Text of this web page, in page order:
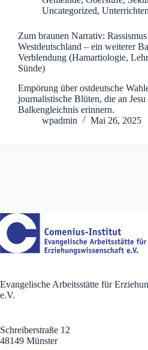
Uncategorized,
Zum braunen Narrativ: Rassismus
Westdeutschland – ein weiterer
Verblendung (Hamartiologie,
Sünde)
Empörung über ostdeutsche
journalistische Blüten, die an
Balkengleichnis erinnern.
wpadmin
Mai 26, 2025
Evangelische Arbeitsstätte für
e.V.
Schreiberstraße 12
48149 Münster